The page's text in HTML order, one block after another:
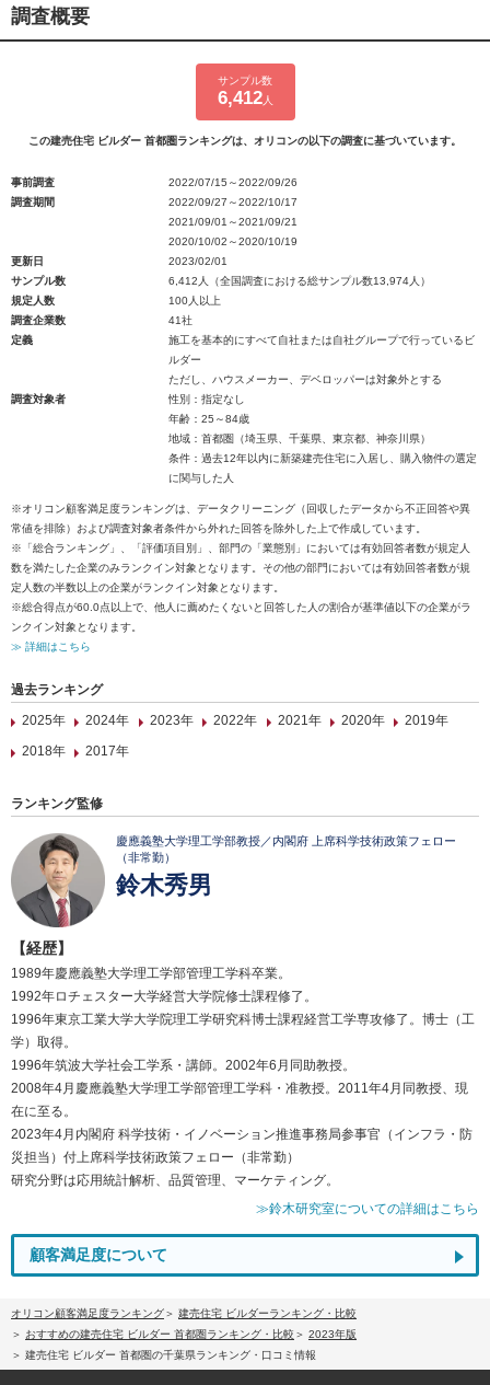
調査概要
サンプル数
6,412人
この建売住宅 ビルダー 首都圏ランキングは、オリコンの以下の調査に基づいています。
事前調査
2022/07/15～2022/09/26
調査期間
2022/09/27～2022/10/17
2021/09/01～2021/09/21
2020/10/02～2020/10/19
更新日
2023/02/01
サンプル数
6,412人（全国調査における総サンプル数13,974人）
規定人数
100人以上
調査企業数
41社
定義
施工を基本的にすべて自社または自社グループで行っているビ
ルダー
ただし、ハウスメーカー、デベロッパーは対象外とする
調査対象者
性別：指定なし
年齢：25～84歳
地域：首都圏（埼玉県、千葉県、東京都、神奈川県）
条件：過去12年以内に新築建売住宅に入居し、購入物件の選定
に関与した人
※オリコン顧客満足度ランキングは、データクリーニング（回収したデータから不正回答や異
常値を排除）および調査対象者条件から外れた回答を除外した上で作成しています。
※「総合ランキング」、「評価項目別」、部門の「業態別」においては有効回答者数が規定人
数を満たした企業のみランクイン対象となります。その他の部門においては有効回答者数が規
定人数の半数以上の企業がランクイン対象となります。
※総合得点が60.0点以上で、他人に薦めたくないと回答した人の割合が基準値以下の企業がラ
ンクイン対象となります。
≫ 詳細はこちら
過去ランキング
2025年
2024年 2023年 2022年 2021年 2020年
2019年
2018年
2017年
ランキング監修
慶應義塾大学理工学部教授／内閣府 上席科学技術政策フェロー
（非常勤）
鈴木秀男
【経歴】
1989年慶應義塾大学理工学部管理工学科卒業。
1992年ロチェスター大学経営大学院修士課程修了。
1996年東京工業大学大学院理工学研究科博士課程経営工学専攻修了。博士（工
学）取得。
1996年筑波大学社会工学系・講師。2002年6月同助教授。
2008年4月慶應義塾大学理工学部管理工学科・准教授。2011年4月同教授、現
在に至る。
2023年4月内閣府 科学技術・イノベーション推進事務局参事官（インフラ・防
災担当）付上席科学技術政策フェロー（非常勤）
研究分野は応用統計解析、品質管理、マーケティング。
≫鈴木研究室についての詳細はこちら
顧客満足度について
オリコン顧客満足度ランキング
建売住宅 ビルダーランキング・比較
おすすめの建売住宅 ビルダー 首都圏ランキング・比較
2023年版
建売住宅 ビルダー 首都圏の千葉県ランキング・口コミ情報